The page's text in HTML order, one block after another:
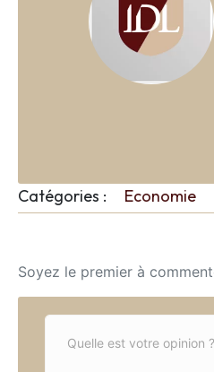
Catégories : Economie
Soyez le premier à
C